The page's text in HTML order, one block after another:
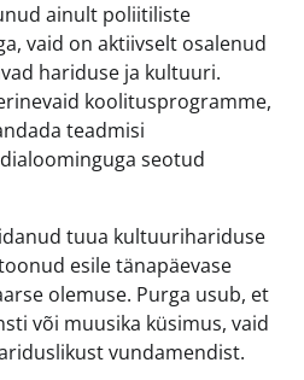
ainult poliitiliste
vaid on aktiivselt osalenud
hariduse ja kultuuri.
koolitusprogramme,
teadmisi
seotud
tuua kultuurihariduse
esile tänapäevase
olemuse. Purga usub, et
või muusika küsimus, vaid
vundamendist.